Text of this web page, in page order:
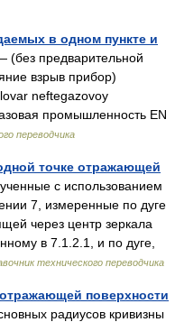
в одном пункте и
(без предварительной
взрыв прибор)
neftegazovoy
промышленность EN
переводчика
точке отражающей
с использованием
7, измеренные по дуге
через центр зеркала
в 7.1.2.1, и по дуге,
технического переводчика
поверхности
радиусов кривизны